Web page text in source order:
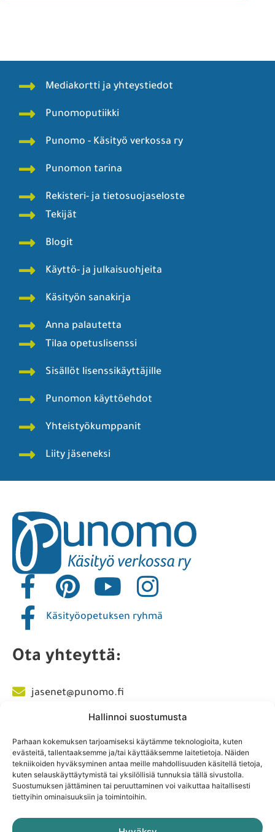
Hallinnoi suostumusta
Parhaan kokemuksen tarjoamiseksi käytämme teknologioita, kuten
evästeitä, tallentaaksemme ja/tai käyttääksemme laitetietoja. Näiden
tekniikoiden hyväksyminen antaa meille mahdollisuuden käsitellä tietoja,
kuten selauskäyttäytymistä tai yksilöllisiä tunnuksia tällä sivustolla.
Suostumuksen jättäminen tai peruuttaminen voi vaikuttaa haitallisesti
tiettyihin ominaisuuksiin ja toimintoihin.
Mainos Punomoon? - tule yhteistyökumppaniksi!
Mediakortti ja yhteystiedot
Punomoputiikki
Punomo - Käsityö verkossa ry
Tekijät
Blogit
Käyttö- ja julkaisuohjeita
Käsityön sanakirja
Anna palautetta
Tilaa opetuslisenssi
Sisällöt lisenssikäyttäjille
Punomon käyttöehdot
Yhteistyökumppanit
Käsityöopetuksen ryhmä